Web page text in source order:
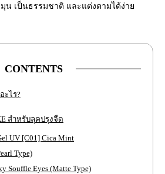
น เป็นธรรมชาติ และแต่งตามได้ง่าย
CONTENTS
ะไร?
สำหรับลุคปรุงจืด
UV [C01] Cica Mint
Type)
Souffle Eyes (Matte Type)